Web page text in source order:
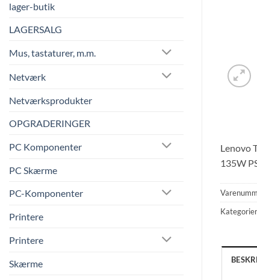
lager-butik
LAGERSALG
Mus, tastaturer, m.m.
Netværk
Netværksprodukter
OPGRADERINGER
PC Komponenter
PC Skærme
PC-Komponenter
Printere
Printere
Skærme
Lenovo
135W